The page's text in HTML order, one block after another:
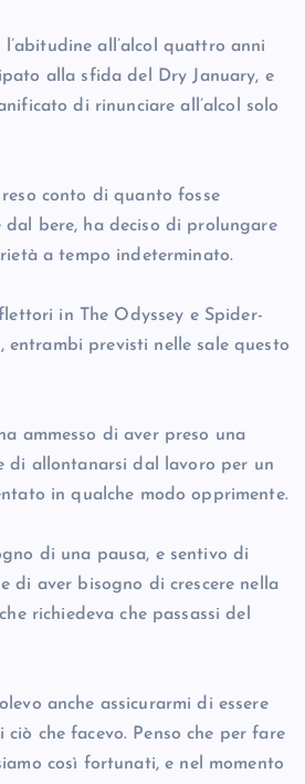
l’abitudine all’alcol quattro anni
alla sfida del Dry January, e
di rinunciare all’alcol solo
reso conto di quanto fosse
bere, ha deciso di prolungare
a tempo indeterminato.
in The Odyssey e Spider-
entrambi previsti nelle sale questo
ammesso di aver preso una
di allontanarsi dal lavoro per un
in qualche modo opprimente.
di una pausa, e sentivo di
di aver bisogno di crescere nella
richiedeva che passassi del
anche assicurarmi di essere
che facevo. Penso che per fare
così fortunati, e nel momento